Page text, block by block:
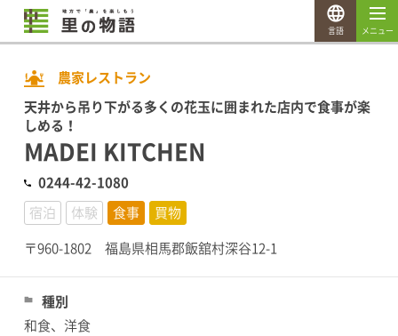
農家レストラン
天井から吊り下がる多くの花玉に囲まれた店内で食事が楽
しめる！
MADEI KITCHEN
0244-42-1080
宿泊
体験 食事
買物
〒960-1802 福島県相馬郡飯舘村深谷12-1
種別
和食、洋食
メニュー
言語